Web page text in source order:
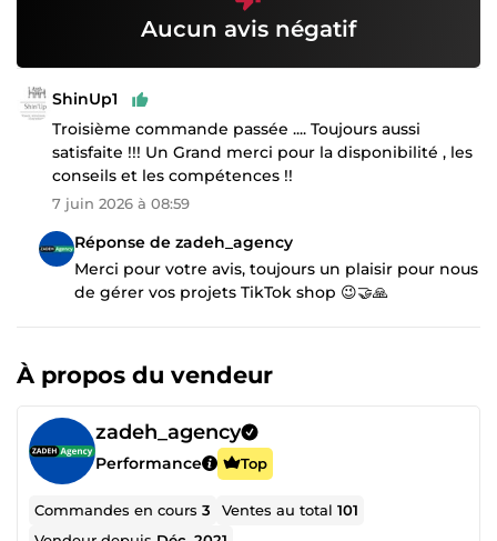
Aucun avis négatif
ShinUp1
Troisième commande passée .... Toujours aussi
satisfaite !!! Un Grand merci pour la disponibilité , les
conseils et les compétences !!
7 juin 2026 à 08:59
Réponse de zadeh_agency
Merci pour votre avis, toujours un plaisir pour nous
de gérer vos projets TikTok shop 😉🤝🙏
À propos du vendeur
zadeh_agency
Performance Top
Commandes en cours3 Ventes au total101